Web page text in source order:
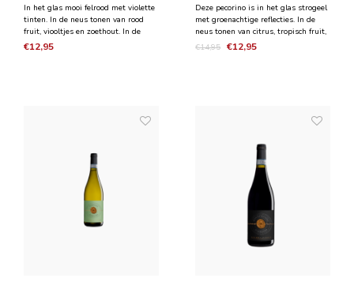
In het glas mooi felrood met violette
tinten. In de neus tonen van rood
fruit, viooltjes en zoethout. In de
mond vol, goed gestructureerd met
€12,95
Deze pecorino is in het glas strogeel
met groenachtige reflecties. In de
neus tonen van citrus, tropisch fruit,
perzik en bloemen. Gaat goed samen
€14,95 €12,95